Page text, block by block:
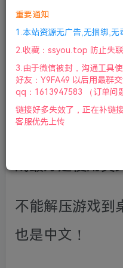
戏最好是使用英
不能解压游戏到
也是中文！
重要通知
1.本站资源无广告,无捆绑,无
2.收藏：ssyou.top 防止失联
3.由于微信被封，沟通工具
好友：Y9FA49 以后用最群
qq：1613947583 （订单问
链接好多失效了，正在补链
客服优先上传